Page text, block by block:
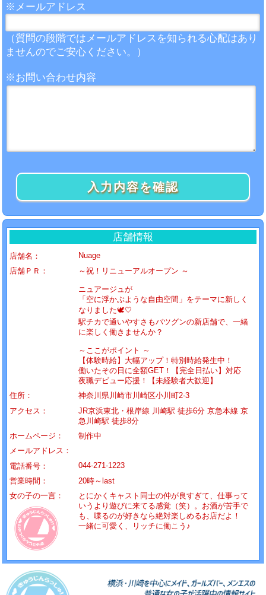
※ メールアドレス
（質問の段階ではメールアドレスを知られる心配はあり
ませんのでご安心ください。）
※お問い合わせ内容
入力内容を確認
店舗情報
店舗名：
Nuage
店舗ＰＲ：
～祝！リニューアルオープン ～
ニュアージュが
「空に浮かぶような自由空間」をテーマに新しく
なりました🕊️🤍
駅チカで通いやすさもバツグンの新店舗で、一緒
に楽しく働きませんか？
～ここがポイント ～
【体験時給】大幅アップ！特別時給発生中！
働いたその日に全額GET！【完全日払い】対応
夜職デビュー応援！【未経験者大歓迎】
住所：
神奈川県川崎市川崎区小川町2-3
アクセス：
JR京浜東北・根岸線 川崎駅 徒歩6分 京急本線 京
急川崎駅 徒歩8分
ホームページ：
制作中
メールアドレス：
電話番号：
044-271-1223
営業時間：
20時～last
女の子の一言：
とにかくキャスト同士の仲が良すぎて、仕事って
いうより遊びに来てる感覚（笑）。お酒が苦手で
も、喋るのが好きなら絶対楽しめるお店だよ！
一緒に可愛く、リッチに働こう♪